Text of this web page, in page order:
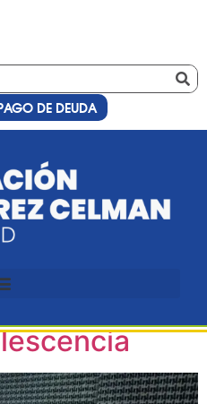
DE DEUDA
la Estación